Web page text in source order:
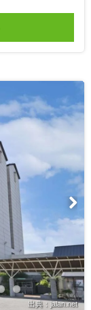
出典：jalan.net